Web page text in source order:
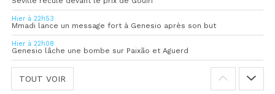
Hier à 22h53
Mmadi lance un message fort à Genesio après son but
Hier à 22h08
Genesio lâche une bombe sur Paixão et Aguerd
TOUT VOIR